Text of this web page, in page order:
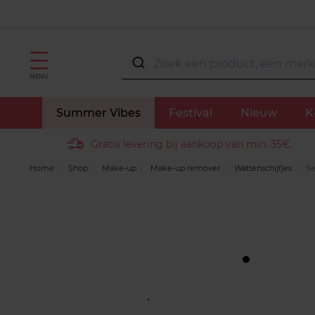
MENU
Summer Vibes Festival Nieuw
Gratis levering bij aankoop van min. 35€.
Home Shop Make-up Make-up remover Wattenschijfjes